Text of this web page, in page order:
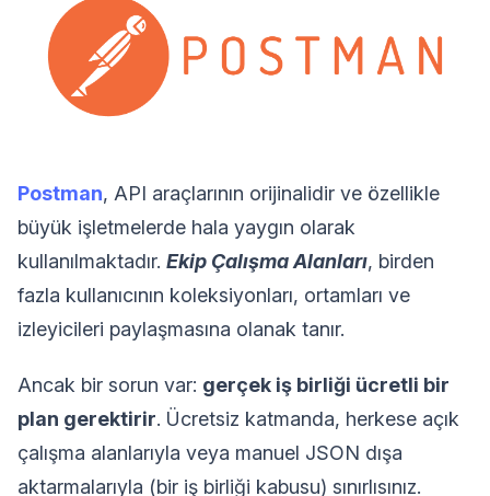
Postman, API araçlarının orijinalidir ve özellikle
büyük işletmelerde hala yaygın olarak
kullanılmaktadır. Ekip Çalışma Alanları, birden
fazla kullanıcının koleksiyonları, ortamları ve
izleyicileri paylaşmasına olanak tanır.
Ancak bir sorun var: gerçek iş birliği ücretli bir
plan gerektirir. Ücretsiz katmanda, herkese açık
çalışma alanlarıyla veya manuel JSON dışa
aktarmalarıyla (bir iş birliği kabusu) sınırlısınız.